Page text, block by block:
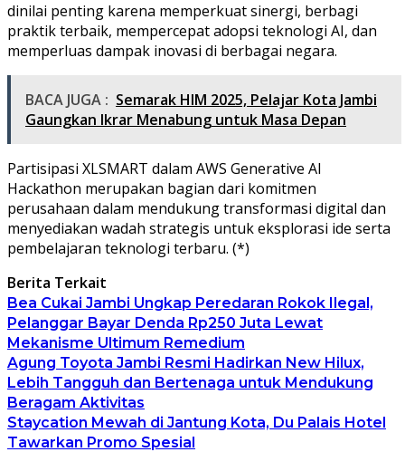
dinilai penting karena memperkuat sinergi, berbagi
praktik terbaik, mempercepat adopsi teknologi AI, dan
memperluas dampak inovasi di berbagai negara.
BACA JUGA : Semarak HIM 2025, Pelajar Kota Jambi
Gaungkan Ikrar Menabung untuk Masa Depan
Partisipasi XLSMART dalam AWS Generative AI
Hackathon merupakan bagian dari komitmen
perusahaan dalam mendukung transformasi digital dan
menyediakan wadah strategis untuk eksplorasi ide serta
pembelajaran teknologi terbaru. (*)
Berita Terkait
Bea Cukai Jambi Ungkap Peredaran Rokok Ilegal,
Pelanggar Bayar Denda Rp250 Juta Lewat
Mekanisme Ultimum Remedium
Agung Toyota Jambi Resmi Hadirkan New Hilux,
Lebih Tangguh dan Bertenaga untuk Mendukung
Beragam Aktivitas
Staycation Mewah di Jantung Kota, Du Palais Hotel
Tawarkan Promo Spesial